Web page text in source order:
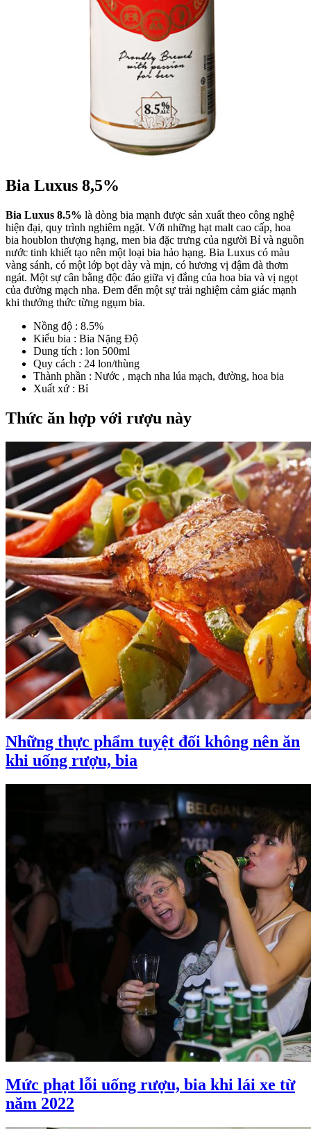
Bia Luxus 8,5%
Bia Luxus 8.5% là dòng bia mạnh được sản xuất theo công nghệ
hiện đại, quy trình nghiêm ngặt. Với những hạt malt cao cấp, hoa
bia houblon thượng hạng, men bia đặc trưng của người Bỉ và nguồn
nước tinh khiết tạo nên một loại bia hảo hạng. Bia Luxus có màu
vàng sánh, có một lớp bọt dày và mịn, có hương vị đậm đà thơm
ngát. Một sự cân bằng độc đáo giữa vị đắng của hoa bia và vị ngọt
của đường mạch nha. Đem đến một sự trải nghiệm cảm giác mạnh
khi thưởng thức từng ngụm bia.
Nồng độ : 8.5%
Kiểu bia : Bia Nặng Độ
Dung tích : lon 500ml
Quy cách : 24 lon/thùng
Thành phần : Nước , mạch nha lúa mạch, đường, hoa bia
Xuất xứ : Bỉ
Thức ăn hợp với rượu này
Những thực phẩm tuyệt đối không nên ăn
khi uống rượu, bia
Mức phạt lỗi uống rượu, bia khi lái xe từ
năm 2022